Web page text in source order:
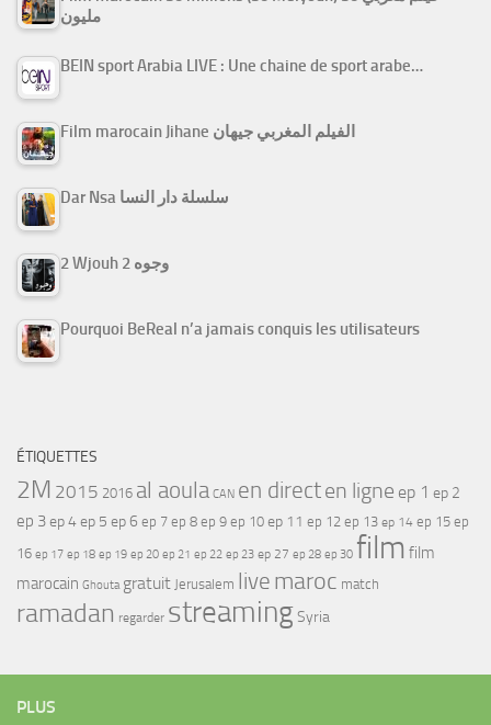
مليون
BEIN sport Arabia LIVE : Une chaine de sport arabe…
Film marocain Jihane الفيلم المغربي جيهان
Dar Nsa سلسلة دار النسا
2 Wjouh 2 وجوه
Pourquoi BeReal n’a jamais conquis les utilisateurs
ÉTIQUETTES
2M 2015 2016 al aoula CAN en directen ligne ep 1 ep 2
ep 3ep 4ep 5 ep 6 ep 7 ep 8 ep 9 ep 10 ep 11 ep 12 ep 13 ep 14 ep 15 ep
16 ep 17 ep 18 ep 19 ep 20 ep 21 ep 22 ep 23 ep 27 ep 28 ep 30 film film
marocain Ghouta gratuit Jerusalem live maroc match
ramadan regarder streamingSyria
PLUS